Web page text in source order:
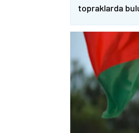
topraklarda